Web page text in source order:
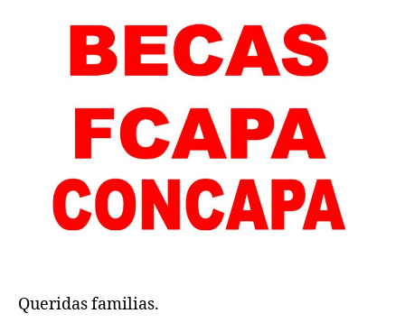
Queridas familias.